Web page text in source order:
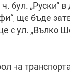
бул. „Руски“
ще бъде
с ул. „Вълко
на